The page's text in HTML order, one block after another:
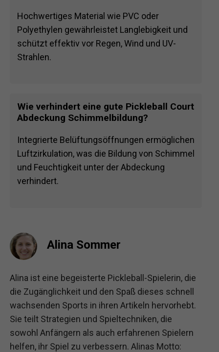
Hochwertiges Material wie PVC oder
Polyethylen gewährleistet Langlebigkeit und
schützt effektiv vor Regen, Wind und UV-
Strahlen.
Wie verhindert eine gute Pickleball Court
Abdeckung Schimmelbildung?
Integrierte Belüftungsöffnungen ermöglichen
Luftzirkulation, was die Bildung von Schimmel
und Feuchtigkeit unter der Abdeckung
verhindert.
Alina Sommer
Alina ist eine begeisterte Pickleball-Spielerin, die
die Zugänglichkeit und den Spaß dieses schnell
wachsenden Sports in ihren Artikeln hervorhebt.
Sie teilt Strategien und Spieltechniken, die
sowohl Anfängern als auch erfahrenen Spielern
helfen, ihr Spiel zu verbessern. Alinas Motto: